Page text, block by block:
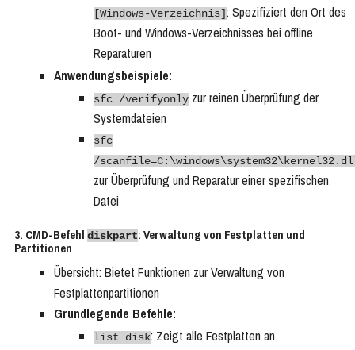
[Windows-Verzeichnis]: Spezifiziert den Ort des
Boot- und Windows-Verzeichnisses bei offline
Reparaturen
Anwendungsbeispiele:
sfc /verifyonly zur reinen Überprüfung der
Systemdateien
sfc
/
zur Überprüfung und Reparatur einer spezifischen
Datei
3. CMD-Befehl diskpart: Verwaltung von Festplatten und
Partitionen
Übersicht: Bietet Funktionen zur Verwaltung von
Festplattenpartitionen
Grundlegende Befehle:
list disk: Zeigt alle Festplatten an